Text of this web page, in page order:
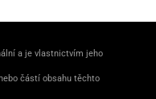
a je vlastnictvím jeho
částí obsahu těchto